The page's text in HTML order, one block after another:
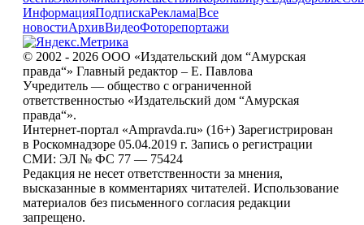
ИнформацияПодпискаРеклама|Все
новостиАрхивВидеоФоторепортажи
© 2002 - 2026 ООО «Издательский дом “Амурская
правда“» Главный редактор – Е. Павлова
Учредитель — общество с ограниченной
ответственностью «Издательский дом “Амурская
правда“».
Интернет-портал «Ampravda.ru» (16+) Зарегистрирован
в Роскомнадзоре 05.04.2019 г. Запись о регистрации
СМИ: ЭЛ № ФС 77 — 75424
Редакция не несет ответственности за мнения,
высказанные в комментариях читателей. Использование
материалов без письменного согласия редакции
запрещено.